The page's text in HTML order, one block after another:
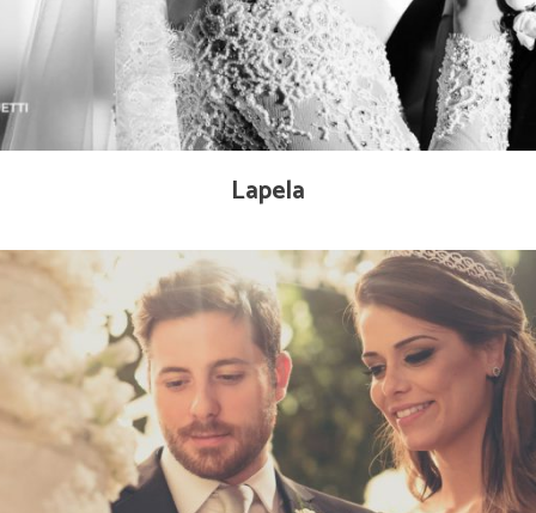
Lapela